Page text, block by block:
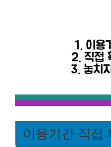
이용기간 직접